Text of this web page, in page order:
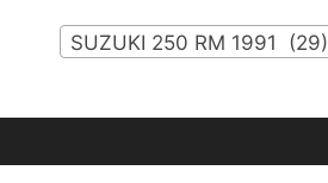
SUZUKI 250 RM 1991 (29)